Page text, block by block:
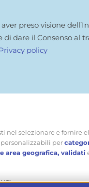
preso visione
di dare il Consenso al
policy
nel selezionare e fornire
per
area geografica, validati